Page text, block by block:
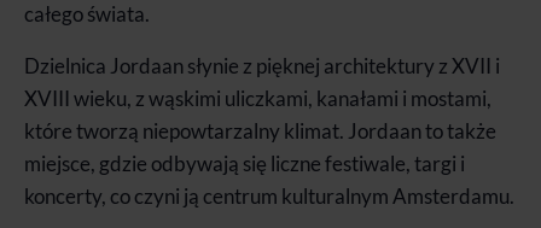
całego świata.
Dzielnica Jordaan słynie z pięknej architektury z XVII i
XVIII wieku, z wąskimi uliczkami, kanałami i mostami,
które tworzą niepowtarzalny klimat. Jordaan to także
miejsce, gdzie odbywają się liczne festiwale, targi i
koncerty, co czyni ją centrum kulturalnym Amsterdamu.